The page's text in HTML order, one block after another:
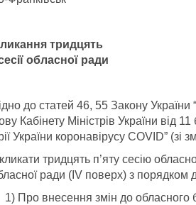
тридцять
обласної ради
до статей 46, 55 Закону
Кабінету Міністрів України від
України коронавірусу COVID” (зі
тридцять п’яту сесію
ради (ІV поверх) з порядком
1) Про внесення змін до обласного